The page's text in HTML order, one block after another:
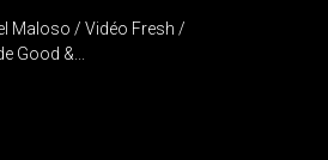
Maloso / Vidéo Fresh /
Good &...